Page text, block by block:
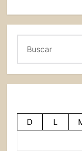
D L